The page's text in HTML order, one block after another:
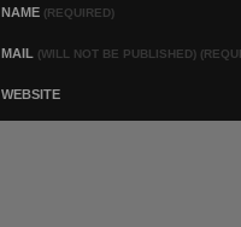
NAME (REQUIRED)
MAIL (WILL NOT BE PUBLISHED)
WEBSITE